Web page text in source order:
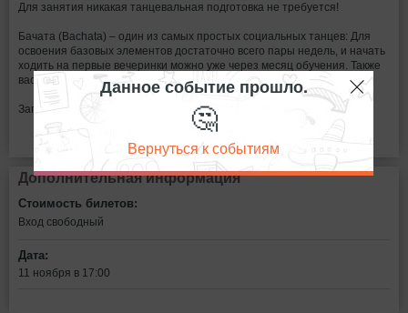
Для занятия никакая танцевальная подготовка не требуется!
Бачата (Bachata) – один из самых простых социальных танцев: Для
освоения базовых элементов достаточно всего пары недель, и начать
ходить на первые вечеринки можно уже через месяц обучения. Также
вас познакомят с танцем Сальса.
Запись на мастер-класс по тел. 89625534170
Дополнительная информация
Стоимость билетов:
Вход свободный
Дата:
11 ноября в 17:00
Данное событие прошло.
🤔
Вернуться к событиям